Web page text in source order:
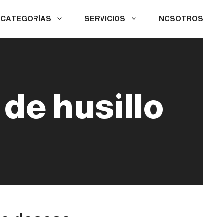
CATEGORÍAS SERVICIOS NOSOTROS
husillo